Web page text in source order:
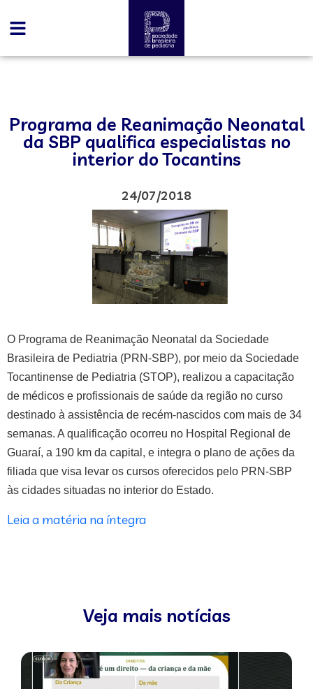
Programa de Reanimação Neonatal
da SBP qualifica especialistas no
interior do Tocantins
24/07/2018
O Programa de Reanimação Neonatal da Sociedade
Brasileira de Pediatria (PRN-SBP), por meio da Sociedade
Tocantinense de Pediatria (STOP), realizou a capacitação
de médicos e profissionais de saúde da região no curso
destinado à assistência de recém-nascidos com mais de 34
semanas. A qualificação ocorreu no Hospital Regional de
Guaraí, a 190 km da capital, e integra o plano de ações da
filiada que visa levar os cursos oferecidos pelo PRN-SBP
às cidades situadas no interior do Estado.
Leia a matéria na íntegra
Veja mais notícias